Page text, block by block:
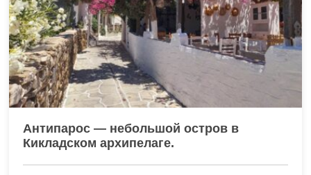
Антипарос — небольшой остров в
Кикладском архипелаге.